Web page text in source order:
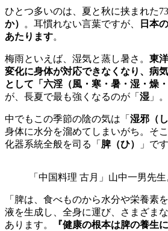
ひとつ多いのは、夏と秋に挟まれた
か）
。耳慣れない言葉ですが、
日本
あたります。
梅雨といえば、湿気と蒸し暑さ。 東
変化に身体が対応できなくなり、病
として「六淫（風・寒・暑・湿・燥・
が、長夏で最も強くなるのが「 湿 」。
中でもこの季節の陰の気は「 湿邪（
身体に水分を溜めてしまいがち。そ
化器系統全般を司る「 脾（ひ） 」です
「中国料理 古月」山中一男先生
「脾は、食べものから水分や栄養素
液を生成し、全身に運び、さまざま
あります。
『健康の根本は脾の養生に